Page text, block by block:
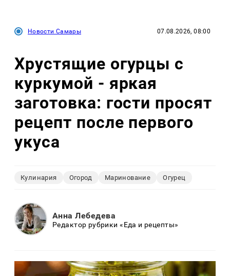
Новости Самары 07.08.2026, 08:00
Хрустящие огурцы с
куркумой - яркая
заготовка: гости просят
рецепт после первого
укуса
Кулинария Огород Маринование Огурец
Анна Лебедева
Редактор рубрики «Еда и рецепты»